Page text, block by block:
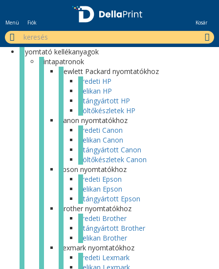
Menü Fiók Kosár
Nyomtató kellékanyagok
Tintapatronok
Hewlett Packard nyomtatókhoz
Eredeti HP
Pelikan HP
Utángyártott HP
Töltőkészletek HP
Canon nyomtatókhoz
Eredeti Canon
Pelikan Canon
Utángyártott Canon
Töltőkészletek Canon
Epson nyomtatókhoz
Eredeti Epson
Pelikan Epson
Utángyártott Epson
Brother nyomtatókhoz
Eredeti Brother
Utángyártott Brother
Pelikan Brother
Lexmark nyomtatókhoz
Eredeti Lexmark